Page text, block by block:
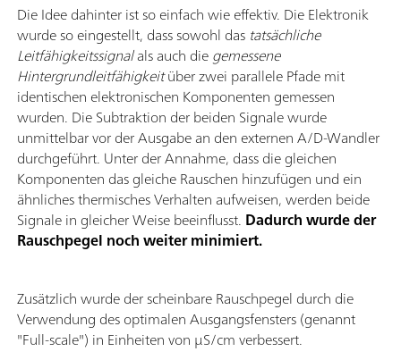
Die Idee dahinter ist so einfach wie effektiv. Die Elektronik
wurde so eingestellt, dass sowohl das tatsächliche
Leitfähigkeitssignalals auch diegemessene
Hintergrundleitfähigkeitüber zwei parallele Pfade mit
identischen elektronischen Komponenten gemessen
wurden. Die Subtraktion der beiden Signale wurde
unmittelbar vor der Ausgabe an den externen A/D-Wandler
durchgeführt. Unter der Annahme, dass die gleichen
Komponenten das gleiche Rauschen hinzufügen und ein
ähnliches thermisches Verhalten aufweisen, werden beide
Signale in gleicher Weise beeinflusst. Dadurch wurde der
Rauschpegel noch weiter minimiert.
Zusätzlich wurde der scheinbare Rauschpegel durch die
Verwendung des optimalen Ausgangsfensters (genannt
"Full-scale") in Einheiten von µS/cm verbessert.